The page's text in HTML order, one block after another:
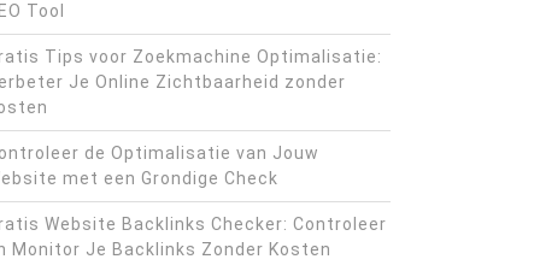
Tool
Tips voor Zoekmachine Optimalisatie:
Je Online Zichtbaarheid zonder
de Optimalisatie van Jouw
met een Grondige Check
Website Backlinks Checker: Controleer
Monitor Je Backlinks Zonder Kosten